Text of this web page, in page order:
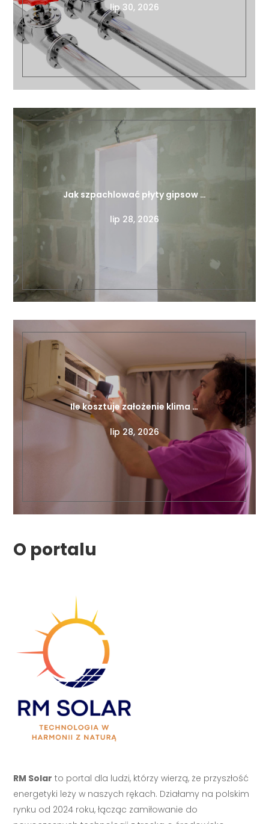
lip 30, 2026
Jak szpachlować płyty gipsow …
lip 28, 2026
Ile kosztuje założenie klima …
lip 28, 2026
O portalu
RM Solar to portal dla ludzi, którzy wierzą, że przyszłość
energetyki leży w naszych rękach. Działamy na polskim
rynku od 2024 roku, łącząc zamiłowanie do